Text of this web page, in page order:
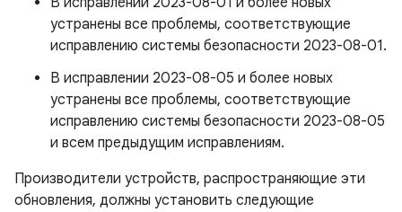
устранены все проблемы, соответствующие
исправлению системы безопасности 2023-08-01.
В исправлении 2023-08-05 и более новых
устранены все проблемы, соответствующие
исправлению системы безопасности 2023-08-05
и всем предыдущим исправлениям.
Производители устройств, распространяющие эти
обновления, должны установить следующие